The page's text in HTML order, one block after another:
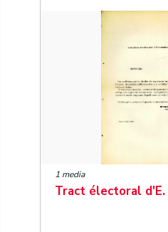
1 media
Tract électoral d'E.